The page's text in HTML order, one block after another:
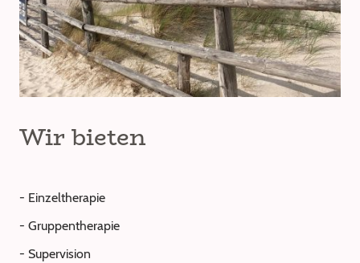
Wir bieten
- Einzeltherapie
- Gruppentherapie
- Supervision